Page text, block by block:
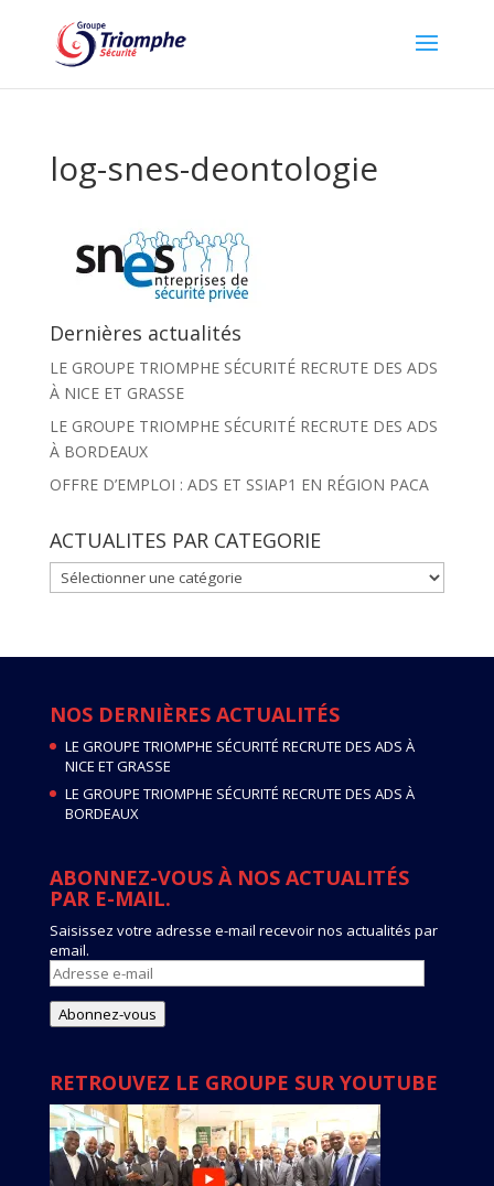
log-snes-deontologie
Dernières actualités
LE GROUPE TRIOMPHE SÉCURITÉ RECRUTE DES ADS
À NICE ET GRASSE
LE GROUPE TRIOMPHE SÉCURITÉ RECRUTE DES ADS
À BORDEAUX
OFFRE D’EMPLOI : ADS ET SSIAP1 EN RÉGION PACA
ACTUALITES PAR CATEGORIE
ACTUALITES
PAR
NOS DERNIÈRES ACTUALITÉS
LE GROUPE TRIOMPHE SÉCURITÉ RECRUTE DES ADS À
NICE ET GRASSE
LE GROUPE TRIOMPHE SÉCURITÉ RECRUTE DES ADS À
BORDEAUX
ABONNEZ-VOUS À NOS ACTUALITÉS
PAR E-MAIL.
Saisissez votre adresse e-mail recevoir nos actualités par
email.
Adresse
e-
mail
Abonnez-vous
RETROUVEZ LE GROUPE SUR YOUTUBE